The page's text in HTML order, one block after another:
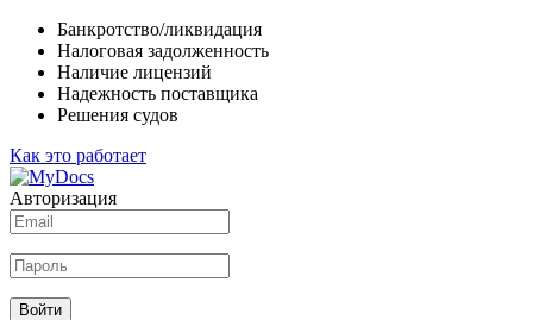
Банкротство/ликвидация
Налоговая задолженность
Наличие лицензий
Надежность поставщика
Решения судов
Как это работает
Авторизация
Войти